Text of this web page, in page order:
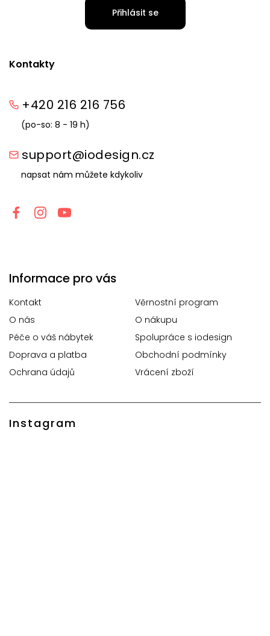
Kontakty
+420 216 216 756
(po-so: 8 - 19 h)
support@iodesign.cz
napsat nám můžete kdykoliv
Informace pro vás
Kontakt
Věrnostní program
O nás
O nákupu
Péče o váš nábytek
Spolupráce s iodesign
Doprava a platba
Obchodní podmínky
Ochrana údajů
Vrácení zboží
Instagram
Přihlásit se